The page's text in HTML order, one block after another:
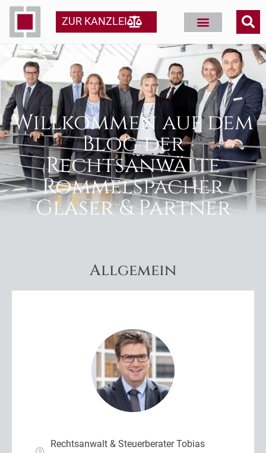
ZUR KANZLEI
Willkommen auf dem
Blog der
Rechtsanwälte
Rommelspacher
Glaser & Partner
Allgemein
Rechtsanwalt & Steuerberater Tobias